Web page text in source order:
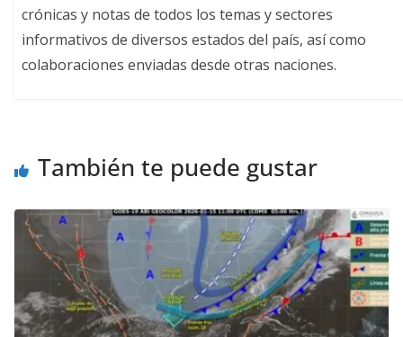
crónicas y notas de todos los temas y sectores
informativos de diversos estados del país, así como
colaboraciones enviadas desde otras naciones.
También te puede gustar